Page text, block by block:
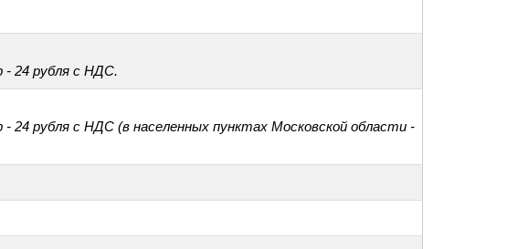
- 24 рубля с НДС.
24 рубля с НДС (в населенных пунктах Московской области -